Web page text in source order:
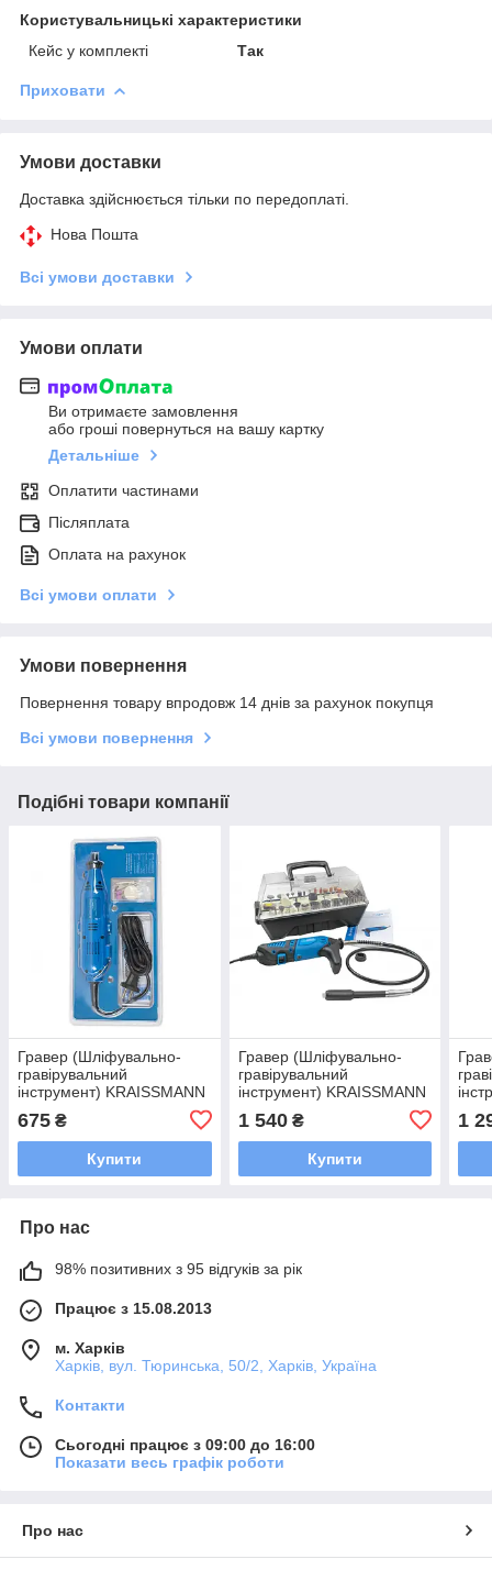
Користувальницькі характеристики
Кейс у комплекті
Так
Приховати
Умови доставки
Доставка здійснюється тільки по передоплаті.
Нова Пошта
Всі умови доставки
Умови оплати
Ви отримаєте замовлення
або гроші повернуться на вашу картку
Детальніше
Оплатити частинами
Післяплата
Оплата на рахунок
Всі умови оплати
Умови повернення
Повернення товару впродовж 14 днів за рахунок покупця
Всі умови повернення
Подібні товари компанії
Гравер (Шліфувально-
гравірувальний
інструмент) KRAISSMANN
675 ₴
Купити
Гравер (Шліфувально-
гравірувальний
інструмент) KRAISSMANN
1 540₴
Купити
1
Про нас
98% позитивних з 95 відгуків за рік
Працює з 15.08.2013
м. Харків
Харків, вул. Тюринська, 50/2, Харків, Україна
Контакти
Сьогодні працює з 09:00 до 16:00
Показати весь графік роботи
Про нас